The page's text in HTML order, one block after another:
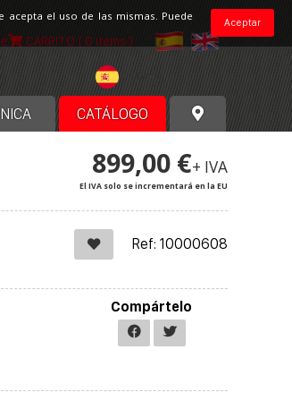
CARRITO [ 0 items ]
CATÁLOGO
899,00 €+ IVA
El IVA solo se incrementará en la EU
Ref: 10000608
Compártelo
Aceptar
el uso de las mismas. Puede